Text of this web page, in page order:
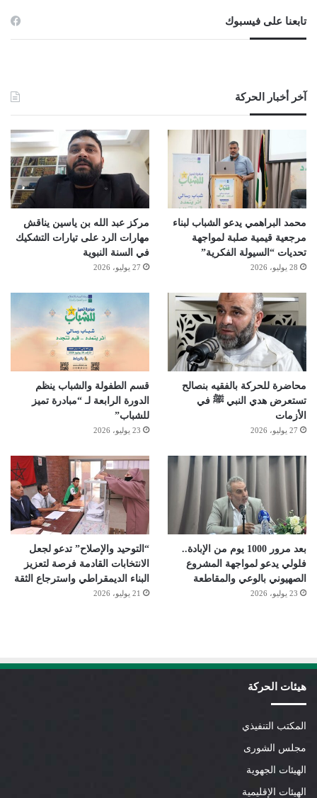
تابعنا على فيسبوك
آخر أخبار الحركة
محمد البراهمي يدعو الشباب لبناء
مرجعية قيمية صلبة لمواجهة
تحديات “السيولة الفكرية”
28 يوليو، 2026
مركز عبد الله بن ياسين يناقش
مهارات الرد على تيارات التشكيك
في السنة النبوية
27 يوليو، 2026
محاضرة للحركة بالفقيه بنصالح
تستعرض هدي النبي ﷺ في
الأزمات
27 يوليو، 2026
قسم الطفولة والشباب ينظم
الدورة الرابعة لـ “مبادرة تميز
للشباب”
23 يوليو، 2026
بعد مرور 1000 يوم من الإبادة..
فلولي يدعو لمواجهة المشروع
الصهيوني بالوعي والمقاطعة
23 يوليو، 2026
“التوحيد والإصلاح” تدعو لجعل
الانتخابات القادمة فرصة لتعزيز
البناء الديمقراطي واسترجاع الثقة
21 يوليو، 2026
هيئات الحركة
المكتب التنفيذي
مجلس الشورى
الهيئات الجهوية
الهيئات الإقليمية